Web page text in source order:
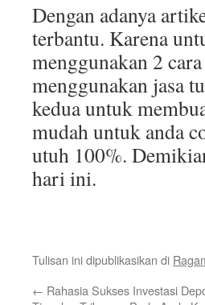
Dengan adanya
terbantu. Karena
menggunakan 2
menggunakan jasa
kedua untuk
mudah untuk anda
utuh 100%.
hari ini.
Tulisan ini dipublikasikan di
← Rahasia Sukses Investasi